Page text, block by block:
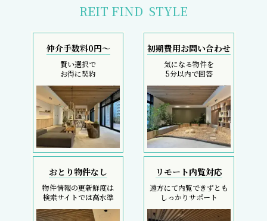
REIT FIND STYLE
仲介手数料0円～
賢い選択で
お得に契約
初期費用お問い合わせ
気になる物件を
5分以内で回答
おとり物件なし
物件情報の更新鮮度は
検索サイトでは高水準
リモート内覧対応
遠方にて内覧できずとも
しっかりサポート